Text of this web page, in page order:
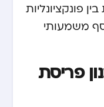
פונקציונליות
משמעותי
פריסת